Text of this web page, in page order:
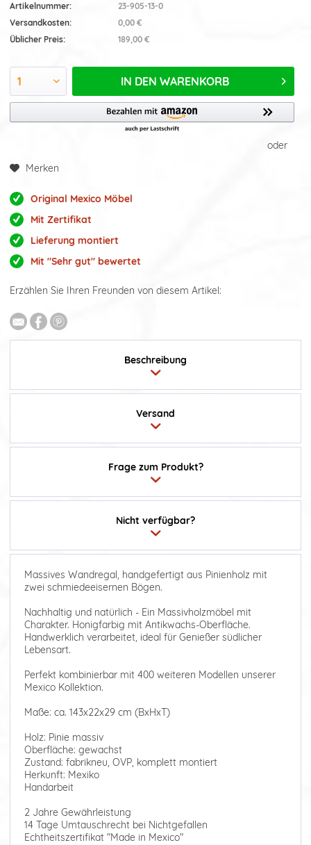
Artikelnummer:
23-905-13-0
Versandkosten:
0,00 €
Üblicher Preis:
189,00 €
IN DEN WARENKORB
oder
Merken
Original Mexico Möbel
Mit Zertifikat
Lieferung montiert
Mit "Sehr gut" bewertet
Erzählen Sie Ihren Freunden von diesem Artikel:
Beschreibung
Frage zum Produkt?
Versand
Nicht verfügbar?
Massives Wandregal, handgefertigt aus Pinienholz mit
zwei schmiedeeisernen Bögen.
Nachhaltig und natürlich - Ein Massivholzmöbel mit
Charakter. Honigfarbig mit Antikwachs-Oberfläche.
Handwerklich verarbeitet, ideal für Genießer südlicher
Lebensart.
Perfekt kombinierbar mit 400 weiteren Modellen unserer
Mexico Kollektion.
Maße: ca. 143x22x29 cm (BxHxT)
Holz: Pinie massiv
Oberfläche: gewachst
Zustand: fabrikneu, OVP, komplett montiert
Herkunft: Mexiko
Handarbeit
2 Jahre Gewährleistung
14 Tage Umtauschrecht bei Nichtgefallen
Echtheitszertifikat "Made in Mexico"